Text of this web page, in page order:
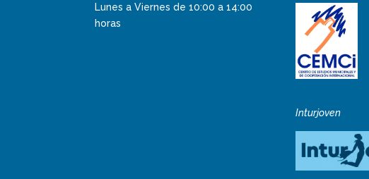
Lunes a Viernes de 10:00 a 14:00
horas
Inturjoven